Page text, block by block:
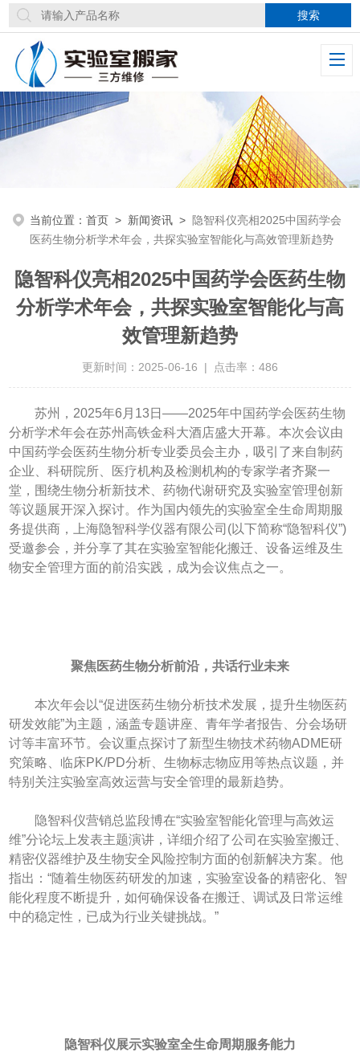
当前位置：首页 > 新闻资讯 > 隐智科仪亮相2025中国药学会
医药生物分析学术年会，共探实验室智能化与高效管理新趋势
隐智科仪亮相2025中国药学会医药生物
分析学术年会，共探实验室智能化与高
效管理新趋势
更新时间：2025-06-16 | 点击率：486
苏州，2025年6月13日——2025年中国药学会医药生物
分析学术年会在苏州高铁金科大酒店盛大开幕。本次会议由
中国药学会医药生物分析专业委员会主办，吸引了来自制药
企业、科研院所、医疗机构及检测机构的专家学者齐聚一
堂，围绕生物分析新技术、药物代谢研究及实验室管理创新
等议题展开深入探讨。作为国内领先的实验室全生命周期服
务提供商，上海隐智科学仪器有限公司(以下简称“隐智科仪”)
受邀参会，并分享了其在实验室智能化搬迁、设备运维及生
物安全管理方面的前沿实践，成为会议焦点之一。
聚焦医药生物分析前沿，共话行业未来
本次年会以“促进医药生物分析技术发展，提升生物医药
研发效能”为主题，涵盖专题讲座、青年学者报告、分会场研
讨等丰富环节。会议重点探讨了新型生物技术药物ADME研
究策略、临床PK/PD分析、生物标志物应用等热点议题，并
特别关注实验室高效运营与安全管理的最新趋势。
隐智科仪营销总监段博在“实验室智能化管理与高效运
维”分论坛上发表主题演讲，详细介绍了公司在实验室搬迁、
精密仪器维护及生物安全风险控制方面的创新解决方案。他
指出：“随着生物医药研发的加速，实验室设备的精密化、智
能化程度不断提升，如何确保设备在搬迁、调试及日常运维
中的稳定性，已成为行业关键挑战。”
隐智科仪展示实验室全生命周期服务能力